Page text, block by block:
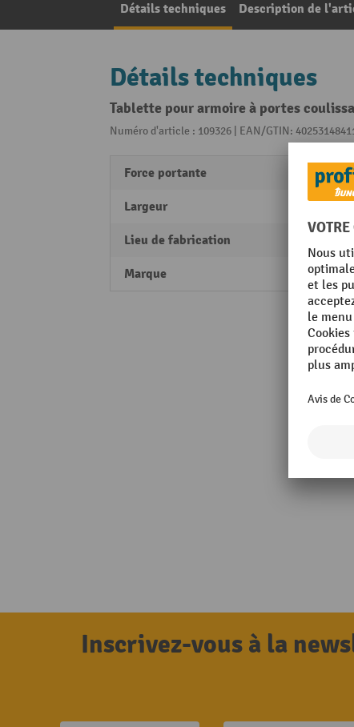
Détails techniques Description de
Détails techniques
Tablette pour armoire à portes
Numéro d'article : 109326 | EAN/GTIN:
Force portante 110
Largeur
Lieu de fabrication
Marque C+P
Inscrivez-vous à la